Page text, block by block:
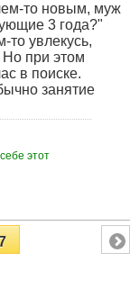
то новым, муж
3 года?"
то увлекусь,
Но при этом
в поиске.
занятие
этот